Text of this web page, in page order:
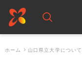
ホーム 山口県立大学について